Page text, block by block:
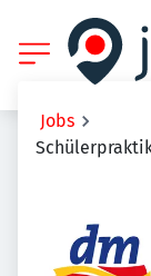
Jobs